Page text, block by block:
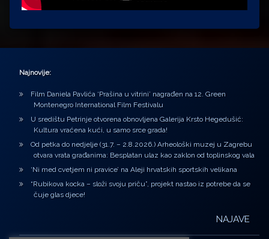
Najnovije:
Film Daniela Pavlića ‘Prašina u vitrini’ nagrađen na 12. Green
Montenegro International Film Festivalu
U središtu Petrinje otvorena obnovljena Galerija Krsto Hegedušić:
Kultura vraćena kući, u samo srce grada!
Od petka do nedjelje (31.7. – 2.8.2026.) Arheološki muzej u Zagrebu
otvara vrata građanima: Besplatan ulaz kao zaklon od toplinskog vala
‘Ni med cvetjem ni pravice’ na Aleji hrvatskih sportskih velikana
“Rubikova kocka – složi svoju priču”, projekt nastao iz potrebe da se
čuje glas djece!
NAJAVE